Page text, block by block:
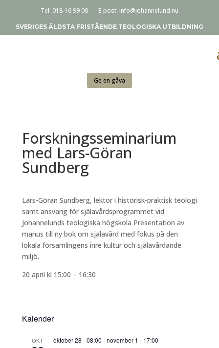
Tel: 018-16 99 00 E-post: info@johannelund.nu
SVERIGES ÄLDSTA FRISTÅENDE TEOLOGISKA UTBILDNING
Ge en gåva
Forskningsseminarium
med Lars-Göran
Sundberg
Lars-Göran Sundberg, lektor i historisk-praktisk teologi
samt ansvarig för själavårdsprogrammet vid
Johannelunds teologiska högskola Presentation av
manus till ny bok om själavård med fokus på den
lokala församlingens inre kultur och själavårdande
miljö.
20 april kl 15:00 – 16:30
Kalender
OKT oktober 28 - 08:00 -november 1 - 17:00